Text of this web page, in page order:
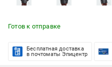
Готов к отправке
Бесплатная доставка
в почтоматы Эпицентр